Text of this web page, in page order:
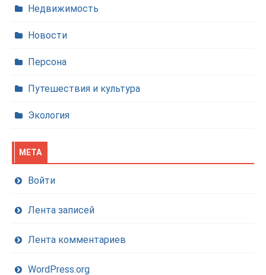
Недвижимость
Новости
Персона
Путешествия и культура
Экология
МЕТА
Войти
Лента записей
Лента комментариев
WordPress.org